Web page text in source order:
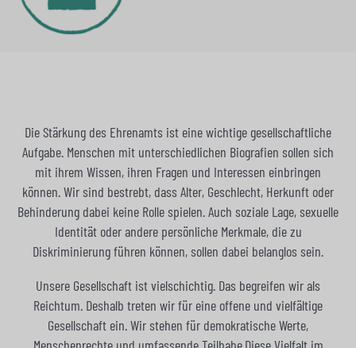
Die Stärkung des Ehrenamts ist eine wichtige gesellschaftliche
Aufgabe. Menschen mit unterschiedlichen Biografien sollen sich
mit ihrem Wissen, ihren Fragen und Interessen einbringen
können. Wir sind bestrebt, dass Alter, Geschlecht, Herkunft oder
Behinderung dabei keine Rolle spielen. Auch soziale Lage, sexuelle
Identität oder andere persönliche Merkmale, die zu
Diskriminierung führen können, sollen dabei belanglos sein.
Unsere Gesellschaft ist vielschichtig. Das begreifen wir als
Reichtum. Deshalb treten wir für eine offene und vielfältige
Gesellschaft ein. Wir stehen für demokratische Werte,